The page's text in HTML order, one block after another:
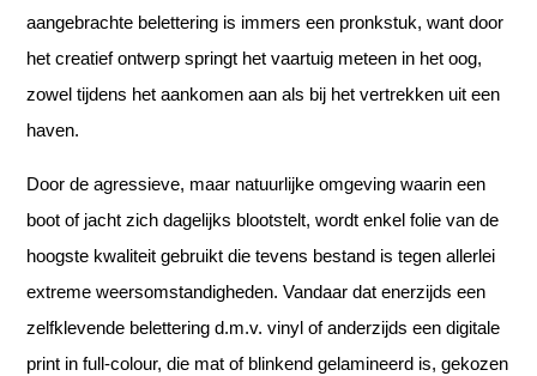
aangebrachte belettering is immers een pronkstuk, want door
het creatief ontwerp springt het vaartuig meteen in het oog,
zowel tijdens het aankomen aan als bij het vertrekken uit een
haven.
Door de agressieve, maar natuurlijke omgeving waarin een
boot of jacht zich dagelijks blootstelt, wordt enkel folie van de
hoogste kwaliteit gebruikt die tevens bestand is tegen allerlei
extreme weersomstandigheden. Vandaar dat enerzijds een
zelfklevende belettering d.m.v. vinyl of anderzijds een digitale
print in full-colour, die mat of blinkend gelamineerd is, gekozen